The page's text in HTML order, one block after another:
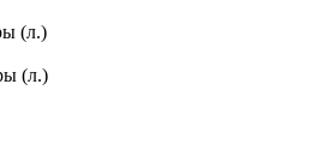
(л.)
(л.)